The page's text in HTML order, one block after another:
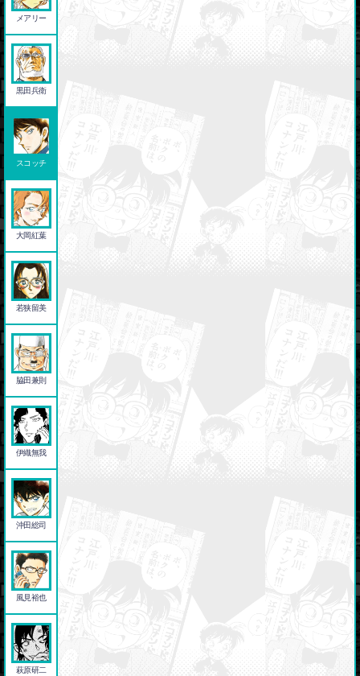
メアリー
黒田兵衛
スコッチ
大岡紅葉
若狭留美
脇田兼則
伊織無我
沖田総司
風見裕也
萩原研二